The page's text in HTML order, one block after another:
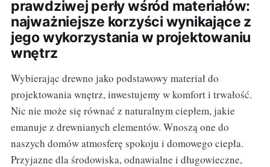
prawdziwej perły wśród materiałów:
najważniejsze korzyści wynikające z
jego wykorzystania w projektowaniu
wnętrz
Wybierając drewno jako podstawowy materiał do
projektowania wnętrz, inwestujemy w komfort i trwałość.
Nic nie może się równać z naturalnym ciepłem, jakie
emanuje z drewnianych elementów. Wnoszą one do
naszych domów atmosferę spokoju i domowego ciepła.
Przyjazne dla środowiska, odnawialne i długowieczne,